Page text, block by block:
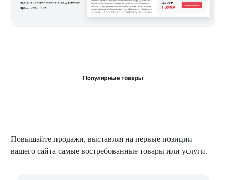
Повышайте продажи, выставляя на первые позиции
вашего сайта самые востребованные товары или услуги.